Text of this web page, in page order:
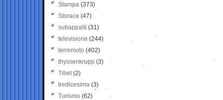
Stampa (373)
Storace (47)
subappalti (31)
televisione(244)
terremoto (402)
thyssenkrupp (3)
Tibet(2)
tredicesima (3)
Turismo (62)